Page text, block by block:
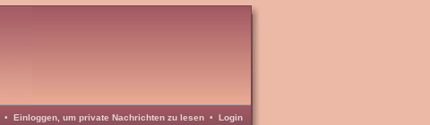
• Einloggen, um private Nachrichten zu lesen • Login